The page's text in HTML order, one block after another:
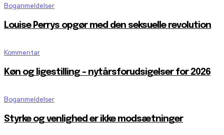
Boganmeldelser
Louise Perrys opgør med den seksuelle revolution
Kommentar
Køn og ligestilling – nytårsforudsigelser for 2026
Boganmeldelser
Styrke og venlighed er ikke modsætninger